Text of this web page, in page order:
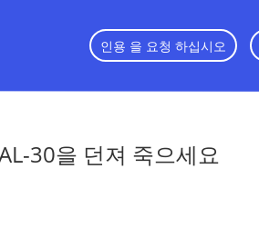
인용 을 요청 하십시오
30을 던져 죽으세요